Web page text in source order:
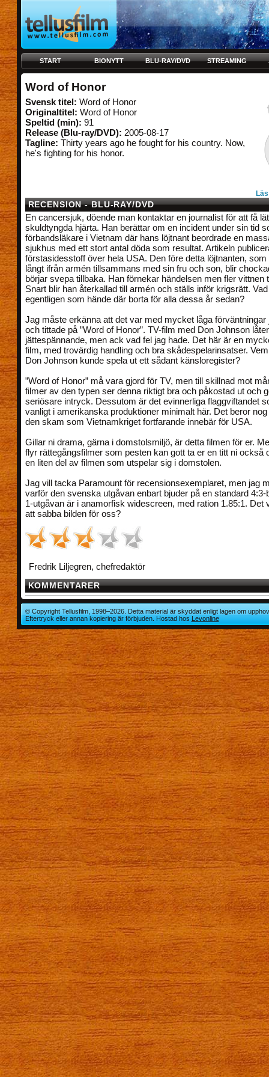
START BIONYTT BLU-RAY/DVD STREAMING
Word of Honor
Svensk titel: Word of Honor
Originaltitel: Word of Honor
Speltid (min): 91
Release (Blu-ray/DVD): 2005-08-17
Tagline: Thirty years ago he fought for his country. Now,
he's fighting for his honor.
RECENSION - BLU-RAY/DVD
En cancersjuk, döende man kontaktar en journalist för att få
skuldtyngda hjärta. Han berättar om en incident under sin tid
förbandsläkare i Vietnam där hans löjtnant beordrade en
sjukhus med ett stort antal döda som resultat. Artikeln
förstasidesstoff över hela USA. Den före detta löjtnanten, som
långt ifrån armén tillsammans med sin fru och son, blir
börjar svepa tillbaka. Han förnekar händelsen men fler vittnen
Snart blir han återkallad till armén och ställs inför krigsrätt.
egentligen som hände där borta för alla dessa år sedan?
Jag måste erkänna att det var med mycket låga förväntningar
och tittade på ”Word of Honor”. TV-film med Don Johnson
jättespännande, men ack vad fel jag hade. Det här är en
film, med trovärdig handling och bra skådespelarinsatser.
Don Johnson kunde spela ut ett sådant känsloregister?
”Word of Honor” må vara gjord för TV, men till skillnad mot
filmer av den typen ser denna riktigt bra och påkostad ut och
seriösare intryck. Dessutom är det evinnerliga flaggviftandet
vanligt i amerikanska produktioner minimalt här. Det beror
den skam som Vietnamkriget fortfarande innebär för USA.
Gillar ni drama, gärna i domstolsmiljö, är detta filmen för er.
flyr rättegångsfilmer som pesten kan gott ta er en titt ni också
en liten del av filmen som utspelar sig i domstolen.
Jag vill tacka Paramount för recensionsexemplaret, men jag
varför den svenska utgåvan enbart bjuder på en standard 4:3-
1-utgåvan är i anamorfisk widescreen, med ration 1.85:1. Det
att sabba bilden för oss?
Fredrik Liljegren, chefredaktör
KOMMENTARER
© Copyright Tellusfilm, 1998–2026. Detta material är skyddat enligt lagen om
Eftertryck eller annan kopiering är förbjuden. Hostad hosLevonline